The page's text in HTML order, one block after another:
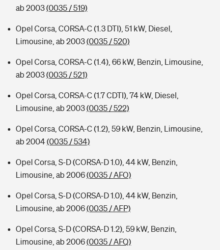
ab 2003(0035 / 519)
Opel Corsa, CORSA-C (1.3 DTI), 51 kW, Diesel,
Limousine, ab 2003(0035 / 520)
Opel Corsa, CORSA-C (1.4), 66 kW, Benzin, Limousine,
ab 2003(0035 / 521)
Opel Corsa, CORSA-C (1.7 CDTI), 74 kW, Diesel,
Limousine, ab 2003(0035 / 522)
Opel Corsa, CORSA-C (1.2), 59 kW, Benzin, Limousine,
ab 2004(0035 / 534)
Opel Corsa, S-D (CORSA-D 1.0), 44 kW, Benzin,
Limousine, ab 2006(0035 / AFO)
Opel Corsa, S-D (CORSA-D 1.0), 44 kW, Benzin,
Limousine, ab 2006(0035 / AFP)
Opel Corsa, S-D (CORSA-D 1.2), 59 kW, Benzin,
Limousine, ab 2006(0035 / AFQ)